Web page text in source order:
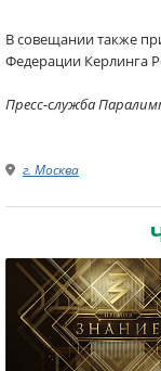
В совещании также
Федерации Керлинга
Пресс-служба
г. Москва